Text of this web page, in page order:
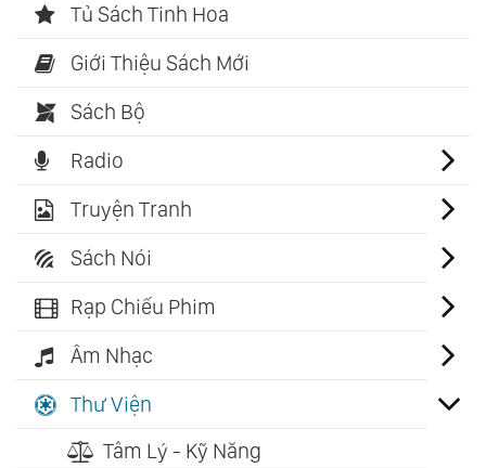
Tủ Sách Tinh Hoa
Giới Thiệu Sách Mới
Sách Bộ
Radio
Truyện Tranh
Sách Nói
Rạp Chiếu Phim
Âm Nhạc
Thư Viện
Tâm Lý - Kỹ Năng